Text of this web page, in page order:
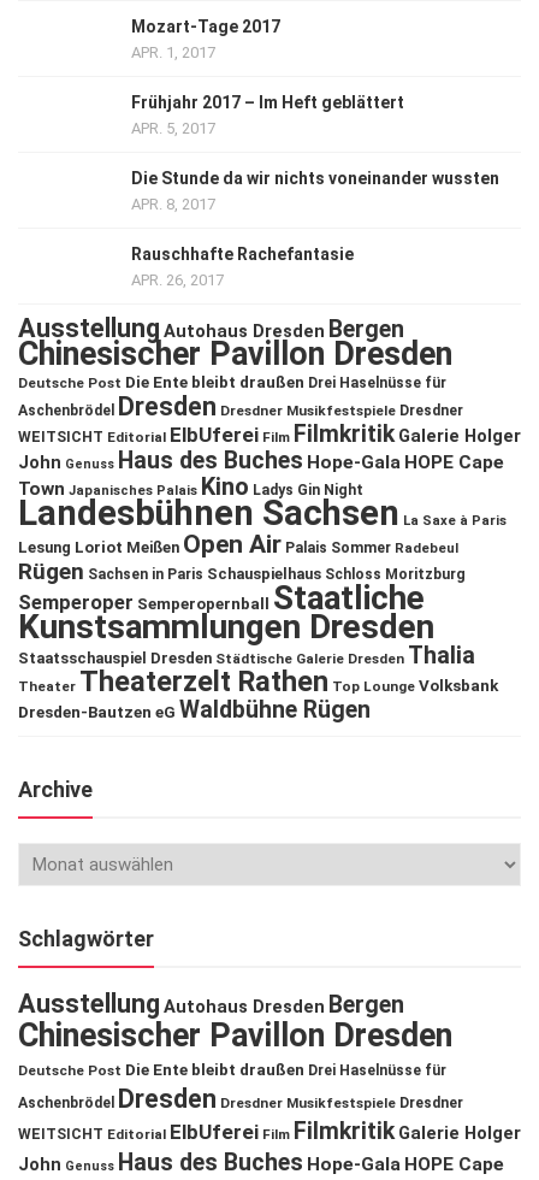
Mozart-Tage 2017
APR. 1, 2017
Frühjahr 2017 – Im Heft geblättert
APR. 5, 2017
Die Stunde da wir nichts voneinander wussten
APR. 8, 2017
Rauschhafte Rachefantasie
APR. 26, 2017
Ausstellung Autohaus Dresden Bergen
Chinesischer Pavillon Dresden
Deutsche Post Die Ente bleibt draußen Drei Haselnüsse für
Aschenbrödel
Dresden Dresdner Musikfestspiele Dresdner
WEITSICHT Editorial ElbUferei Film Filmkritik Galerie Holger
John Genuss Haus des Buches Hope-Gala HOPE Cape
Town Japanisches Palais Kino Ladys Gin Night
Landesbühnen Sachsen La Saxe à Paris
Lesung Loriot Meißen Open Air Palais Sommer Radebeul
Rügen Sachsen in Paris Schauspielhaus Schloss Moritzburg
Semperoper Semperopernball Staatliche
Kunstsammlungen Dresden
Staatsschauspiel Dresden Städtische Galerie Dresden Thalia
Theater Theaterzelt Rathen Top Lounge Volksbank
Dresden-Bautzen eG Waldbühne Rügen
Archive
Schlagwörter
Ausstellung Autohaus Dresden Bergen
Chinesischer Pavillon Dresden
Deutsche Post Die Ente bleibt draußen Drei Haselnüsse für
Aschenbrödel
Dresden Dresdner Musikfestspiele Dresdner
WEITSICHT Editorial ElbUferei Film Filmkritik Galerie Holger
John Genuss Haus des Buches Hope-Gala HOPE Cape